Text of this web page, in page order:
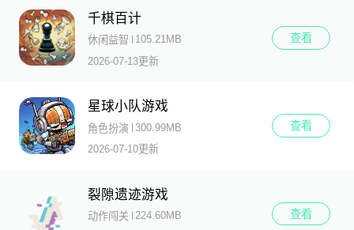
千棋百计
休闲益智
105.21MB
2026-07-13更新
查看
星球小队游戏
角色扮演
300.99MB
2026-07-10更新
查看
裂隙遗迹游戏
动作闯关
224.60MB
查看